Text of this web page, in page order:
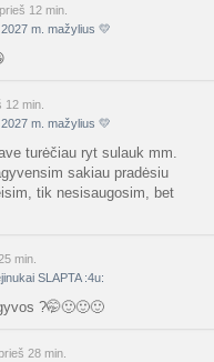
d.
prieš 2 d.
2 d.
d.
berniukų vardai :)
prieš 12 min.
m. mažylius 💛
12 min.
m. mažylius 💛
turėčiau ryt sulauk mm.
sakiau pradėsiu
tik nesisaugosim, bet
min.
SLAPTA :4u:
?🤭🙂🙂🙂
28 min.